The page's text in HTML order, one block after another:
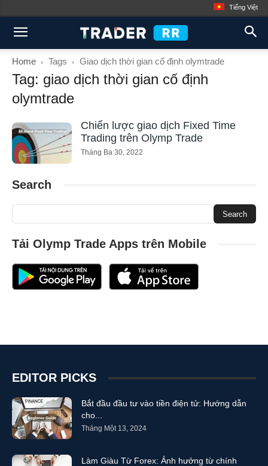
Tiếng Việt
Home Tags Giao dịch thời gian cố định olymtrade
Tag: giao dịch thời gian cố định
olymtrade
Chiến lược giao dịch Fixed Time
Trading trên Olymp Trade
Tháng Ba 30, 2022
Search
Tải Olymp Trade Apps trên Mobile
EDITOR PICKS
Bắt đầu đầu tư vào tiền điện tử: Hướng dẫn
cho...
Tháng Một 13, 2024
Làm Giàu Từ Forex: Ảnh hưởng từ chính